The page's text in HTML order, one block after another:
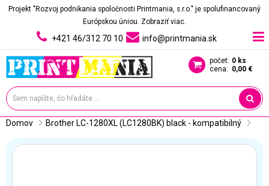
Projekt "Rozvoj podnikania spoločnosti Printmania, s.r.o." je spolufinancovaný
Európskou úniou. Zobraziť viac.
+421 46/312 70 10 info@printmania.sk
počet: 0 ks
cena: 0,00 €
Domov Brother LC-1280XL (LC1280BK) black - kompatibilný